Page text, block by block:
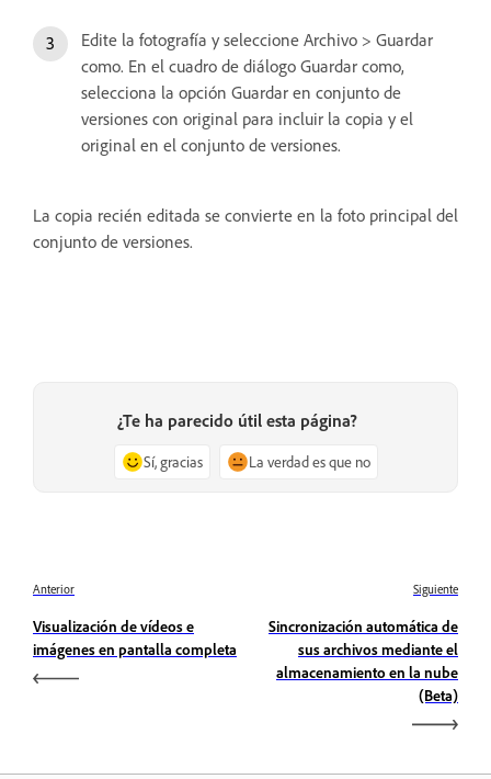
Edite la fotografía y seleccione Archivo > Guardar
como. En el cuadro de diálogo Guardar como,
selecciona la opción Guardar en conjunto de
versiones con original para incluir la copia y el
original en el conjunto de versiones.
La copia recién editada se convierte en la foto principal del
conjunto de versiones.
¿Te ha parecido útil esta página?
Sí, gracias La verdad es que no
Anterior
Visualización de vídeos e
imágenes en pantalla completa
Siguiente
Sincronización automática de
sus archivos mediante el
almacenamiento en la nube
(Beta)